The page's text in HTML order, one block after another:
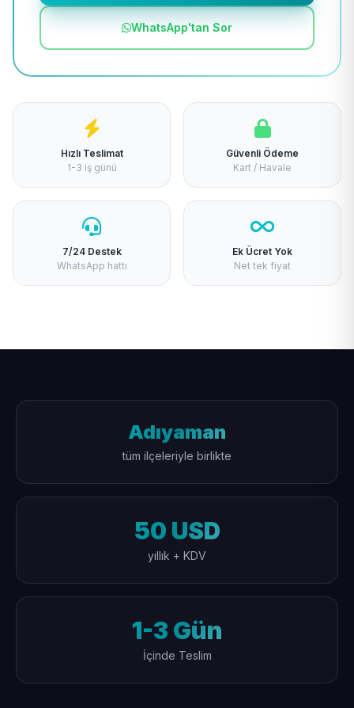
WhatsApp'tan Sor
Hızlı Teslimat
1-3 iş günü
Güvenli Ödeme
Kart / Havale
7/24 Destek
WhatsApp hattı
Ek Ücret Yok
Net tek fiyat
Adıyaman
tüm ilçeleriyle birlikte
50 USD
yıllık + KDV
1-3 Gün
İçinde Teslim